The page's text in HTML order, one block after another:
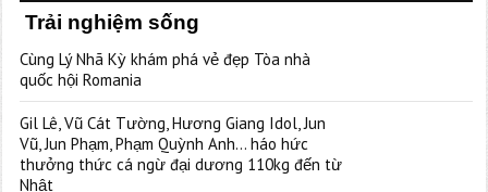
Trải nghiệm sống
Cùng Lý Nhã Kỳ khám phá vẻ đẹp Tòa nhà
quốc hội Romania
Gil Lê, Vũ Cát Tường, Hương Giang Idol, Jun
Vũ, Jun Phạm, Phạm Quỳnh Anh… háo hức
thưởng thức cá ngừ đại dương 110kg đến từ
Nhật